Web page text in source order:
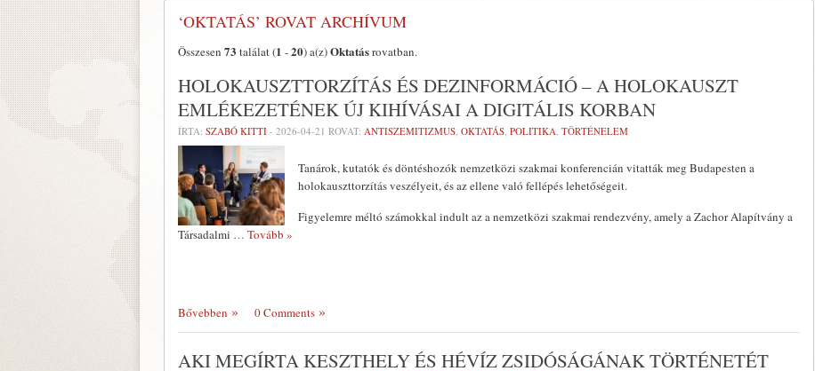
‘OKTATÁS’ ROVAT ARCHÍVUM
Összesen 73 találat (1 -20) a(z)Oktatásrovatban.
HOLOKAUSZTTORZÍTÁS ÉS DEZINFORMÁCIÓ – A HOLOKAUSZT
EMLÉKEZETÉNEK ÚJ KIHÍVÁSAI A DIGITÁLIS KORBAN
ÍRTA: SZABÓ KITTI - 2026-04-21 ROVAT: ANTISZEMITIZMUS, OKTATÁS, POLITIKA, TÖRTÉNELEM
Tanárok, kutatók és döntéshozók nemzetközi szakmai konferencián vitatták meg Budapesten a
holokauszttorzítás veszélyeit, és az ellene való fellépés lehetőségeit.
Figyelemre méltó számokkal indult az a nemzetközi szakmai rendezvény, amely a Zachor Alapítvány a
Társadalmi … Tovább »
Bővebben 0 Comments
AKI MEGÍRTA KESZTHELY ÉS HÉVÍZ ZSIDÓSÁGÁNAK TÖRTÉNETÉT